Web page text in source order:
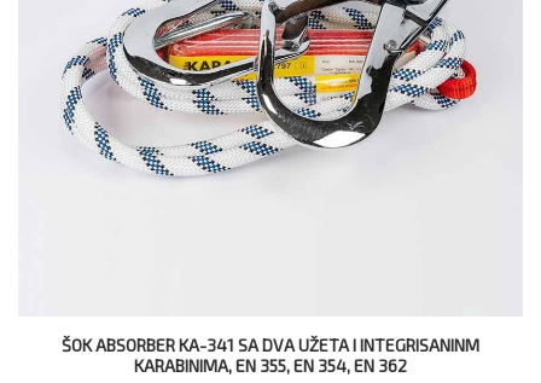
ŠOK ABSORBER KA-341 SA DVA UŽETA I INTEGRISANINM
KARABINIMA, EN 355, EN 354, EN 362